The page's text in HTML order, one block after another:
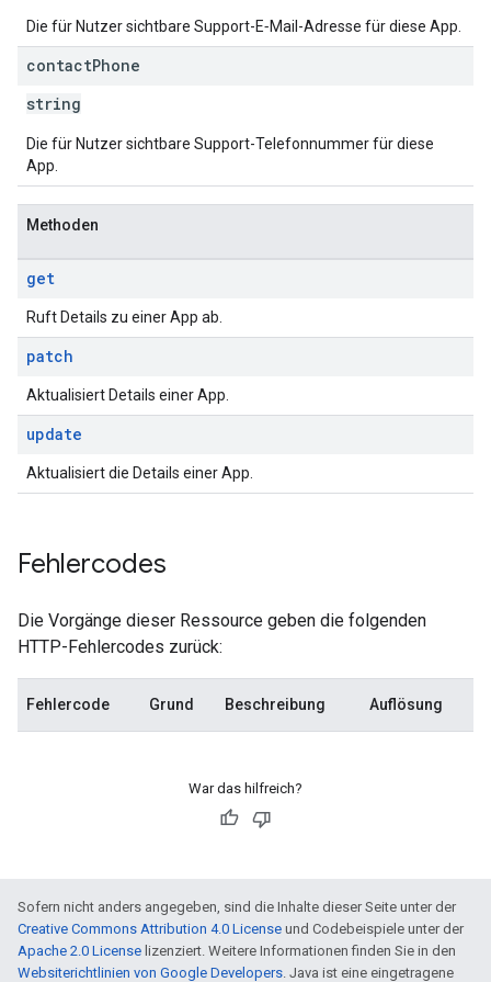
Die für Nutzer sichtbare Support-E‑Mail-Adresse für diese App.
contactPhone
string
Die für Nutzer sichtbare Support-Telefonnummer für diese
App.
Methoden
get
Ruft Details zu einer App ab.
patch
Aktualisiert Details einer App.
update
Aktualisiert die Details einer App.
Fehlercodes
Die Vorgänge dieser Ressource geben die folgenden
HTTP-Fehlercodes zurück:
Fehlercode Grund Beschreibung Auflösung
War das hilfreich?
Sofern nicht anders angegeben, sind die Inhalte dieser Seite unter der
Creative Commons Attribution 4.0 License und Codebeispiele unter der
Apache 2.0 License lizenziert. Weitere Informationen finden Sie in den
Websiterichtlinien von Google Developers. Java ist eine eingetragene